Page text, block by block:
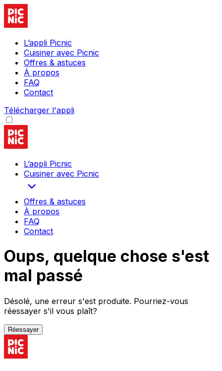
L’appli Picnic
Cuisiner avec Picnic
Offres & astuces
À propos
FAQ
Contact
Télécharger l'appli
L’appli Picnic
Cuisiner avec Picnic
Offres & astuces
À propos
FAQ
Contact
Oups, quelque chose s'est
mal passé
Désolé, une erreur s'est produite. Pourriez-vous
réessayer s'il vous plaît?
Réessayer